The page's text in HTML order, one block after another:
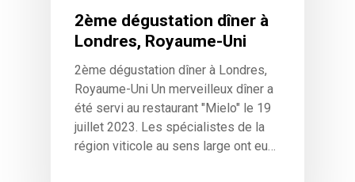
2ème dégustation dîner à
Londres, Royaume-Uni
2ème dégustation dîner à Londres,
Royaume-Uni Un merveilleux dîner a
été servi au restaurant "Mielo" le 19
juillet 2023. Les spécialistes de la
région viticole au sens large ont eu…
de vin
Les vignobles de la
Viticulture
Le pays
AOP Côtes de Méliton
IGP Sithonie
Indications
GALLERY
ACTUALITÉS
CONTACT
Wow look at this!